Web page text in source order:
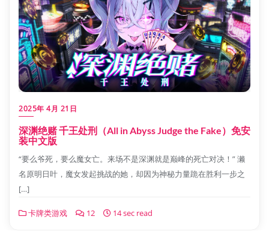
2025年 4月 21日
深渊绝赌 千王处刑（All in Abyss Judge the Fake）免安
装中文版
“要么爷死，要么魔女亡。来场不是深渊就是巅峰的死亡对决！” 濑
名原明日叶，魔女发起挑战的她，却因为神秘力量跪在胜利一步之
[…]
卡牌类游戏 12 14 sec read